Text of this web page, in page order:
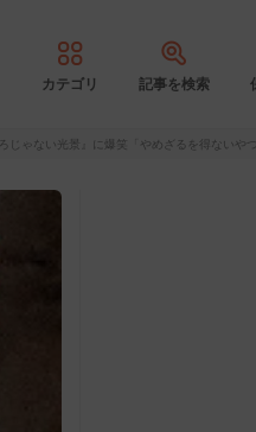
カテゴリ 記事を検索
ゃない光景』に爆笑「やめざるを得ないやつ